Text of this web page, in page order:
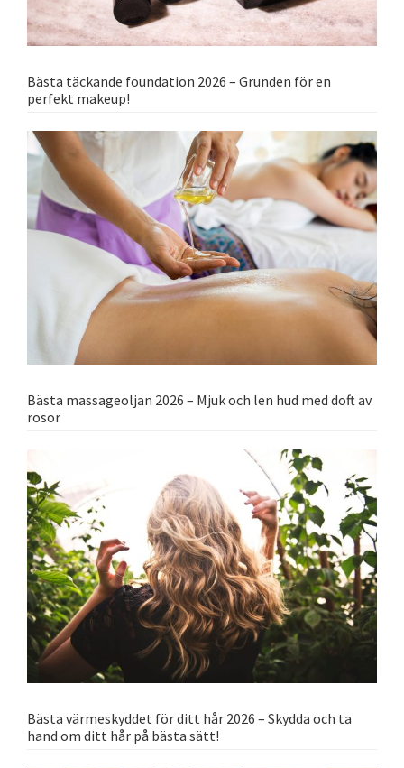
Bästa täckande foundation 2026 – Grunden för en
perfekt makeup!
Bästa massageoljan 2026 – Mjuk och len hud med doft av
rosor
Bästa värmeskyddet för ditt hår 2026 – Skydda och ta
hand om ditt hår på bästa sätt!